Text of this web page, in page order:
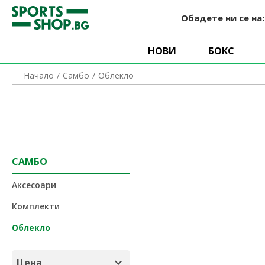
Обадете ни се на:
НОВИ БОКС
Начало Самбо Облекло
САМБО
Аксесоари
Комплекти
Облекло